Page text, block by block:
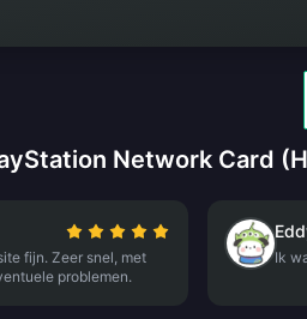
Network Card
fijn. Zeer snel, met
problemen.
Ik